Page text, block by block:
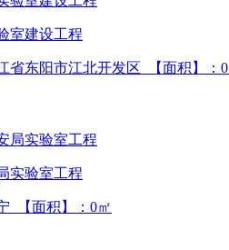
室建设工程
省东阳市江北开发区 【面积】： 0
实验室工程
【面积】： 0㎡